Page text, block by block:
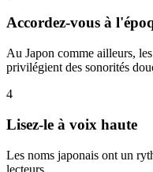
Accordez-vous à
Au Japon comme ailleurs,
privilégient des sonorités
4
Lisez-le à voix haute
Les noms japonais ont un
lecteurs.